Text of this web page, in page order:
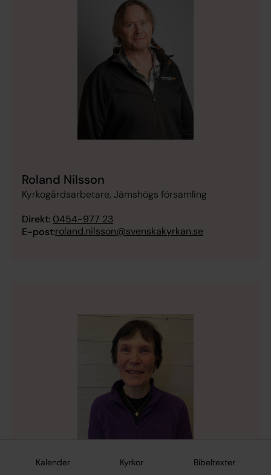
Kalender Kyrkor Bibeltexter
Roland Nilsson
Kyrkogårdsarbetare, Jämshögs församling
Direkt: 0454-977 23
E-post:roland.nilsson@svenskakyrkan.se